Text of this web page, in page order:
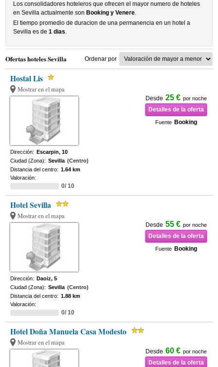
Los consolidadores hoteleros que ofrecen el mayor numero de hoteles
en Sevilla actualmente son Booking y Venere.
El tiempo promedio de duracion de una permanencia en un hotel a
Sevilla es de1 dias.
Ofertas hoteles Sevilla Ordenar por
Hostal Lis
Mostrar en el mapa
Desde 25 € por noche
Detalles de la oferta
Fuente Booking
Dirección: Escarpin, 10
Ciudad (Zona): Sevilla (Centro)
Distancia del centro: 1.64 km
Valoración:
0/ 10
Hotel Sevilla
Mostrar en el mapa
Desde 55 € por noche
Detalles de la oferta
Fuente Booking
Dirección: Daoiz, 5
Ciudad (Zona): Sevilla (Centro)
Distancia del centro: 1.88 km
Valoración:
0/ 10
Hotel Doña Manuela Casa Modesto
Mostrar en el mapa
Desde 60 € por noche
Detalles de la oferta